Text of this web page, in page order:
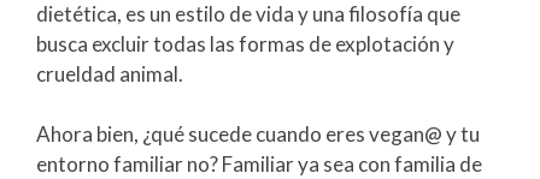
dietética, es un estilo de vida y una filosofía que
busca excluir todas las formas de explotación y
crueldad animal.
Ahora bien, ¿qué sucede cuando eres vegan@ y tu
entorno familiar no? Familiar ya sea con familia de